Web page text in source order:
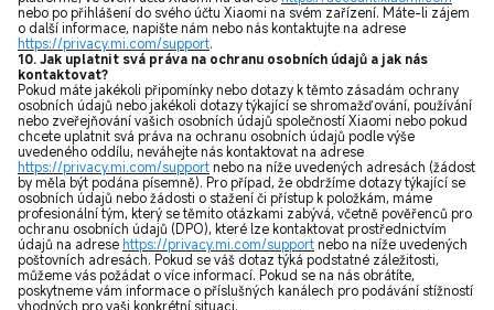
nebo po přihlášení do svého účtu Xiaomi na svém zařízení. Máte-li zájem
o další informace, napište nám nebo nás kontaktujte na adrese
https://privacy.mi.com/support.
10. Jak uplatnit svá práva na ochranu osobních údajů a jak nás
kontaktovat?
Pokud máte jakékoli připomínky nebo dotazy k těmto zásadám ochrany
osobních údajů nebo jakékoli dotazy týkající se shromažďování, používání
nebo zveřejňování vašich osobních údajů společností Xiaomi nebo pokud
chcete uplatnit svá práva na ochranu osobních údajů podle výše
uvedeného oddílu, neváhejte nás kontaktovat na adrese
https://privacy.mi.com/support nebo na níže uvedených adresách (žádost
by měla být podána písemně). Pro případ, že obdržíme dotazy týkající se
osobních údajů nebo žádosti o stažení či přístup k položkám, máme
profesionální tým, který se těmito otázkami zabývá, včetně pověřenců pro
ochranu osobních údajů (DPO), které lze kontaktovat prostřednictvím
údajů na adrese https://privacy.mi.com/support nebo na níže uvedených
poštovních adresách. Pokud se váš dotaz týká podstatné záležitosti,
můžeme vás požádat o více informací. Pokud se na nás obrátíte,
poskytneme vám informace o příslušných kanálech pro podávání stížností
vhodných pro vaši konkrétní situaci.